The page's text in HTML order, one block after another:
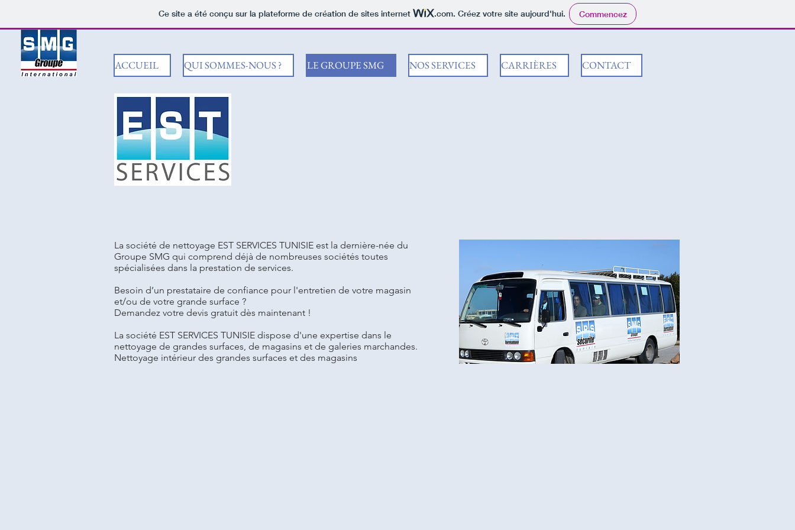
Ce site a été conçu sur la plateforme de création de sites internet .com. Créez votre site aujourd'hui. Commencez
ACCUEIL QUI SOMMES-NOUS ? LE GROUPE SMG NOS SERVICES CARRIÈRES CONTACT
La société de nettoyage EST SERVICES TUNISIE est la dernière-née du
Groupe SMG qui comprend déjà de nombreuses sociétés toutes
spécialisées dans la prestation de services.
Besoin d’un prestataire de confiance pour l'entretien de votre magasin
et/ou de votre grande surface ?
Demandez votre devis gratuit dès maintenant !
La société EST SERVICES TUNISIE dispose d'une expertise dans le
nettoyage de grandes surfaces, de magasins et de galeries marchandes.
Nettoyage intérieur des grandes surfaces et des magasins